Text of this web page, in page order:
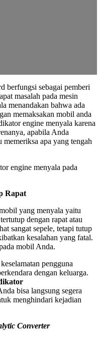
berfungsi sebagai pemberi
masalah pada mesin
menandakan bahwa ada
memaksakan mobil anda
engine menyala karena
apabila Anda
memeriksa apa yang tengah
engine menyala pada
Rapat
yang menyala yaitu
dengan rapat atau
sangat sepele, tetapi tutup
kesalahan yang fatal.
mobil Anda.
pengguna
dengan keluarga.
bisa langsung segera
menghindari kejadian
Converter